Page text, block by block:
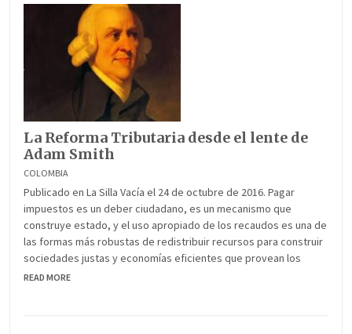
La Reforma Tributaria desde el lente de
Adam Smith
COLOMBIA
Publicado en La Silla Vacía el 24 de octubre de 2016. Pagar
impuestos es un deber ciudadano, es un mecanismo que
construye estado, y el uso apropiado de los recaudos es una de
las formas más robustas de redistribuir recursos para construir
sociedades justas y economías eficientes que provean los
READ MORE